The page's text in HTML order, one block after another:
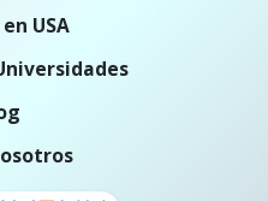
USA